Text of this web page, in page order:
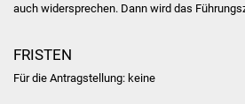
auch widersprechen. Dann wird das
FRISTEN
Für die Antragstellung: keine